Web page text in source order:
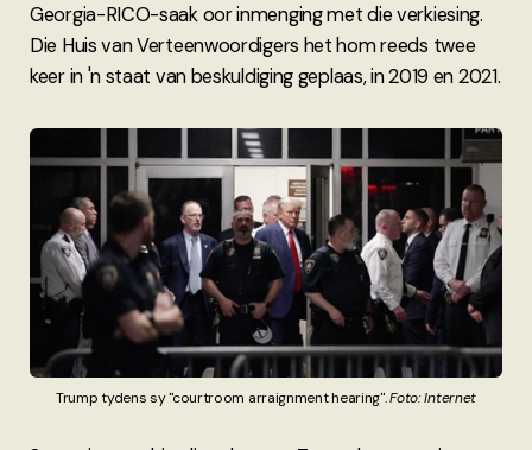
Georgia-RICO-saak oor inmenging met die verkiesing.
Die Huis van Verteenwoordigers het hom reeds twee
keer in 'n staat van beskuldiging geplaas, in 2019 en 2021.
Trump tydens sy "courtroom arraignment hearing". Foto: Internet